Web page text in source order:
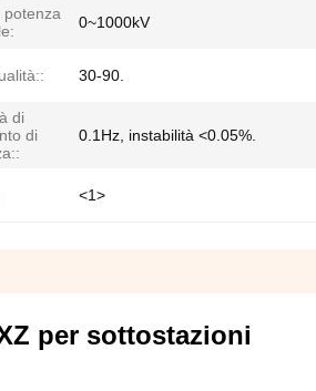
potenza
0~1000kV
30-90.
di
di
0.1Hz, instabilità <0.05%.
<1>
per sottostazioni